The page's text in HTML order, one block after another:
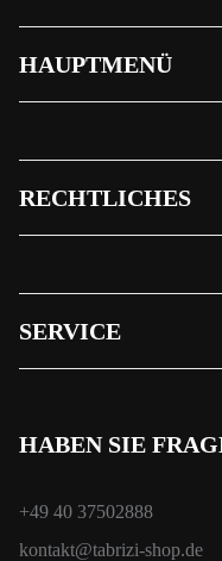
HAUPTMENÜ
RECHTLICHES
SERVICE
HABEN SIE
+49 40 37502888
kontakt@tabrizi-shop.de